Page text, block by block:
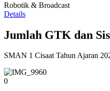
Robotik & Broadcast
Details
Jumlah GTK dan
SMAN 1 Cisaat Tahun Ajaran
0